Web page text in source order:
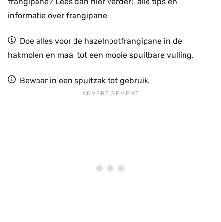
informatie over frangipane
Doe alles voor de hazelnootfrangipane in de
hakmolen en maal tot een mooie spuitbare vulling.
Bewaar in een spuitzak tot gebruik.